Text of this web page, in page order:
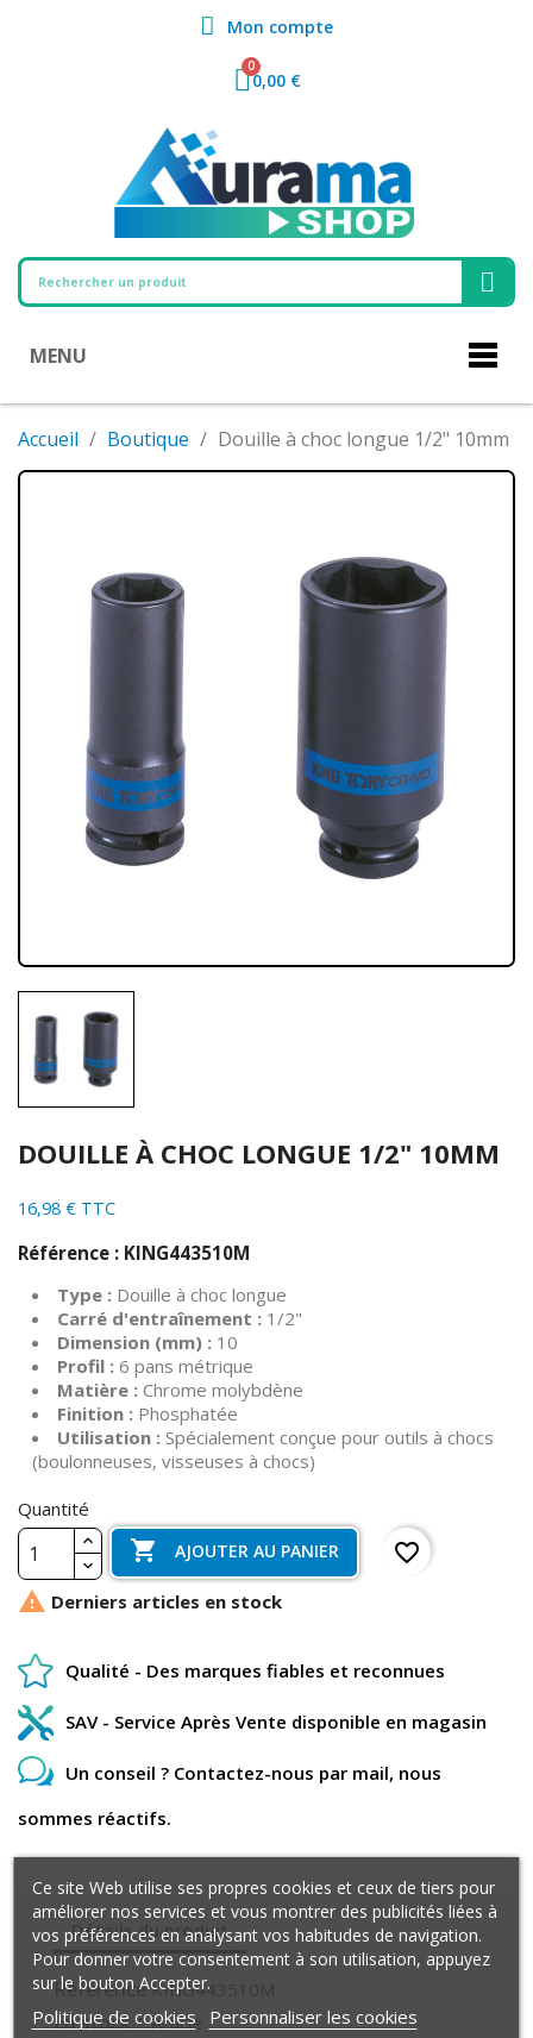
Mon compte
0,00 €
MENU
Accueil Boutique Douille à choc longue 1/2" 10mm
DOUILLE À CHOC LONGUE 1/2" 10MM
16,98 € TTC
Référence : KING443510M
Type : Douille à choc longue
Carré d'entraînement : 1/2"
Dimension (mm) : 10
Profil : 6 pans métrique
Matière : Chrome molybdène
Finition : Phosphatée
Utilisation : Spécialement conçue pour outils à chocs
(boulonneuses, visseuses à chocs)
Quantité
 AJOUTER AU PANIER
favorite_border
 Derniers articles en stock
Qualité - Des marques fiables et reconnues
SAV - Service Après Vente disponible en magasin
Un conseil ? Contactez-nous par mail, nous
sommes réactifs.
Détails du produit
Référence KING443510M
En stock 1 Article
Ce site Web utilise ses propres cookies et ceux de tiers pour
améliorer nos services et vous montrer des publicités liées à
vos préférences en analysant vos habitudes de navigation.
Pour donner votre consentement à son utilisation, appuyez
sur le bouton Accepter.
Politique de cookies Personnaliser les cookies